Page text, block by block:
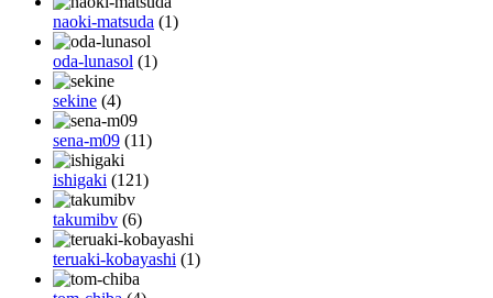
naoki-matsuda (1)
oda-lunasol (1)
sekine (4)
sena-m09 (11)
ishigaki (121)
takumibv (6)
teruaki-kobayashi (1)